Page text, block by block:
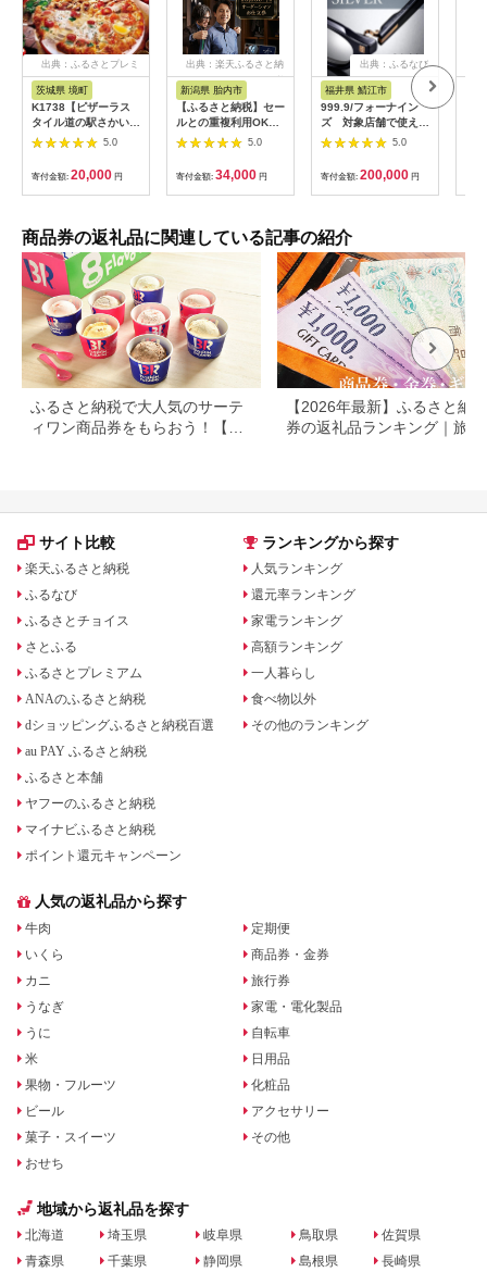
出典：ふるさとプレミ
アム
茨城県 境町
K1738【ピザーラス
タイル道の駅さかい店
限定】ピザーラ利用券
(6,000円相当)
5.0
寄付金額: 20,000 円
出典：楽天ふるさと納
税
新潟県 胎内市
【ふるさと納税】セー
ルとの重複利用OK
10,000円相当オーダ
ーシャツお仕立券【ビ
ッグヴィジョン】
5.0
寄付金額: 34,000 円
出典：ふるなび
福井県 鯖江市
999.9/フォーナイン
ズ 対象店舗で使える
眼鏡引換券（6万円相
当）Silver np m [N-
5.0
寄付金額: 200,000 円
商品券の返礼品に関連している記事の紹介
ふるさと納税で大人気のサーテ
ィワン商品券をもらおう！【静
【2026年最新】ふるさと納
券の返礼品ランキング｜旅行
サイト比較
楽天ふるさと納税
ふるなび
ふるさとチョイス
さとふる
ふるさとプレミアム
ANAのふるさと納税
dショッピングふるさと納税百選
au PAY ふるさと納税
ふるさと本舗
ヤフーのふるさと納税
マイナビふるさと納税
ポイント還元キャンペーン
ランキングから探す
人気ランキング
還元率ランキング
家電ランキング
高額ランキング
一人暮らし
食べ物以外
その他のランキング
人気の返礼品から探す
牛肉
いくら
カニ
うなぎ
うに
米
果物・フルーツ
ビール
菓子・スイーツ
おせち
定期便
商品券・金券
旅行券
家電・電化製品
自転車
日用品
化粧品
アクセサリー
その他
地域から返礼品を探す
北海道
青森県
埼玉県
千葉県
岐阜県
静岡県
鳥取県
島根県
佐賀県
長崎県